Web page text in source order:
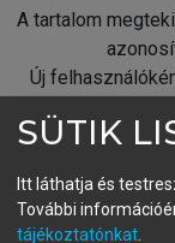
A tartalom
Új
A regisztráció
SÜTIK
Itt láthatja és
További
tájékoztatónkat